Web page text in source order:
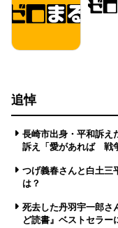
追悼
長崎市出身・平和訴
訴え「愛があれば 戦
つげ義春さんと白土
は？
死去した丹羽宇一郎
ど読書』ベストセラー